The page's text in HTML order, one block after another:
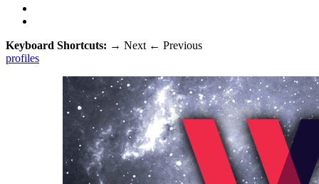
Keyboard Shortcuts: → Next ← Previous
profiles